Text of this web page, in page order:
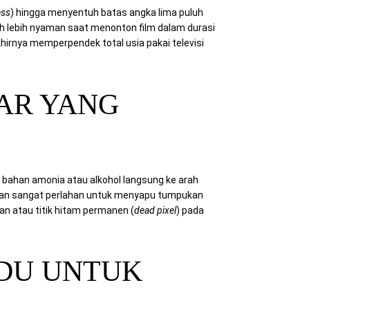
) hingga menyentuh batas angka lima puluh
lebih nyaman saat menonton film dalam durasi
memperpendek total usia pakai televisi
YANG
amonia atau alkohol langsung ke arah
sangat perlahan untuk menyapu tumpukan
atau titik hitam permanen (dead pixel) pada
UNTUK